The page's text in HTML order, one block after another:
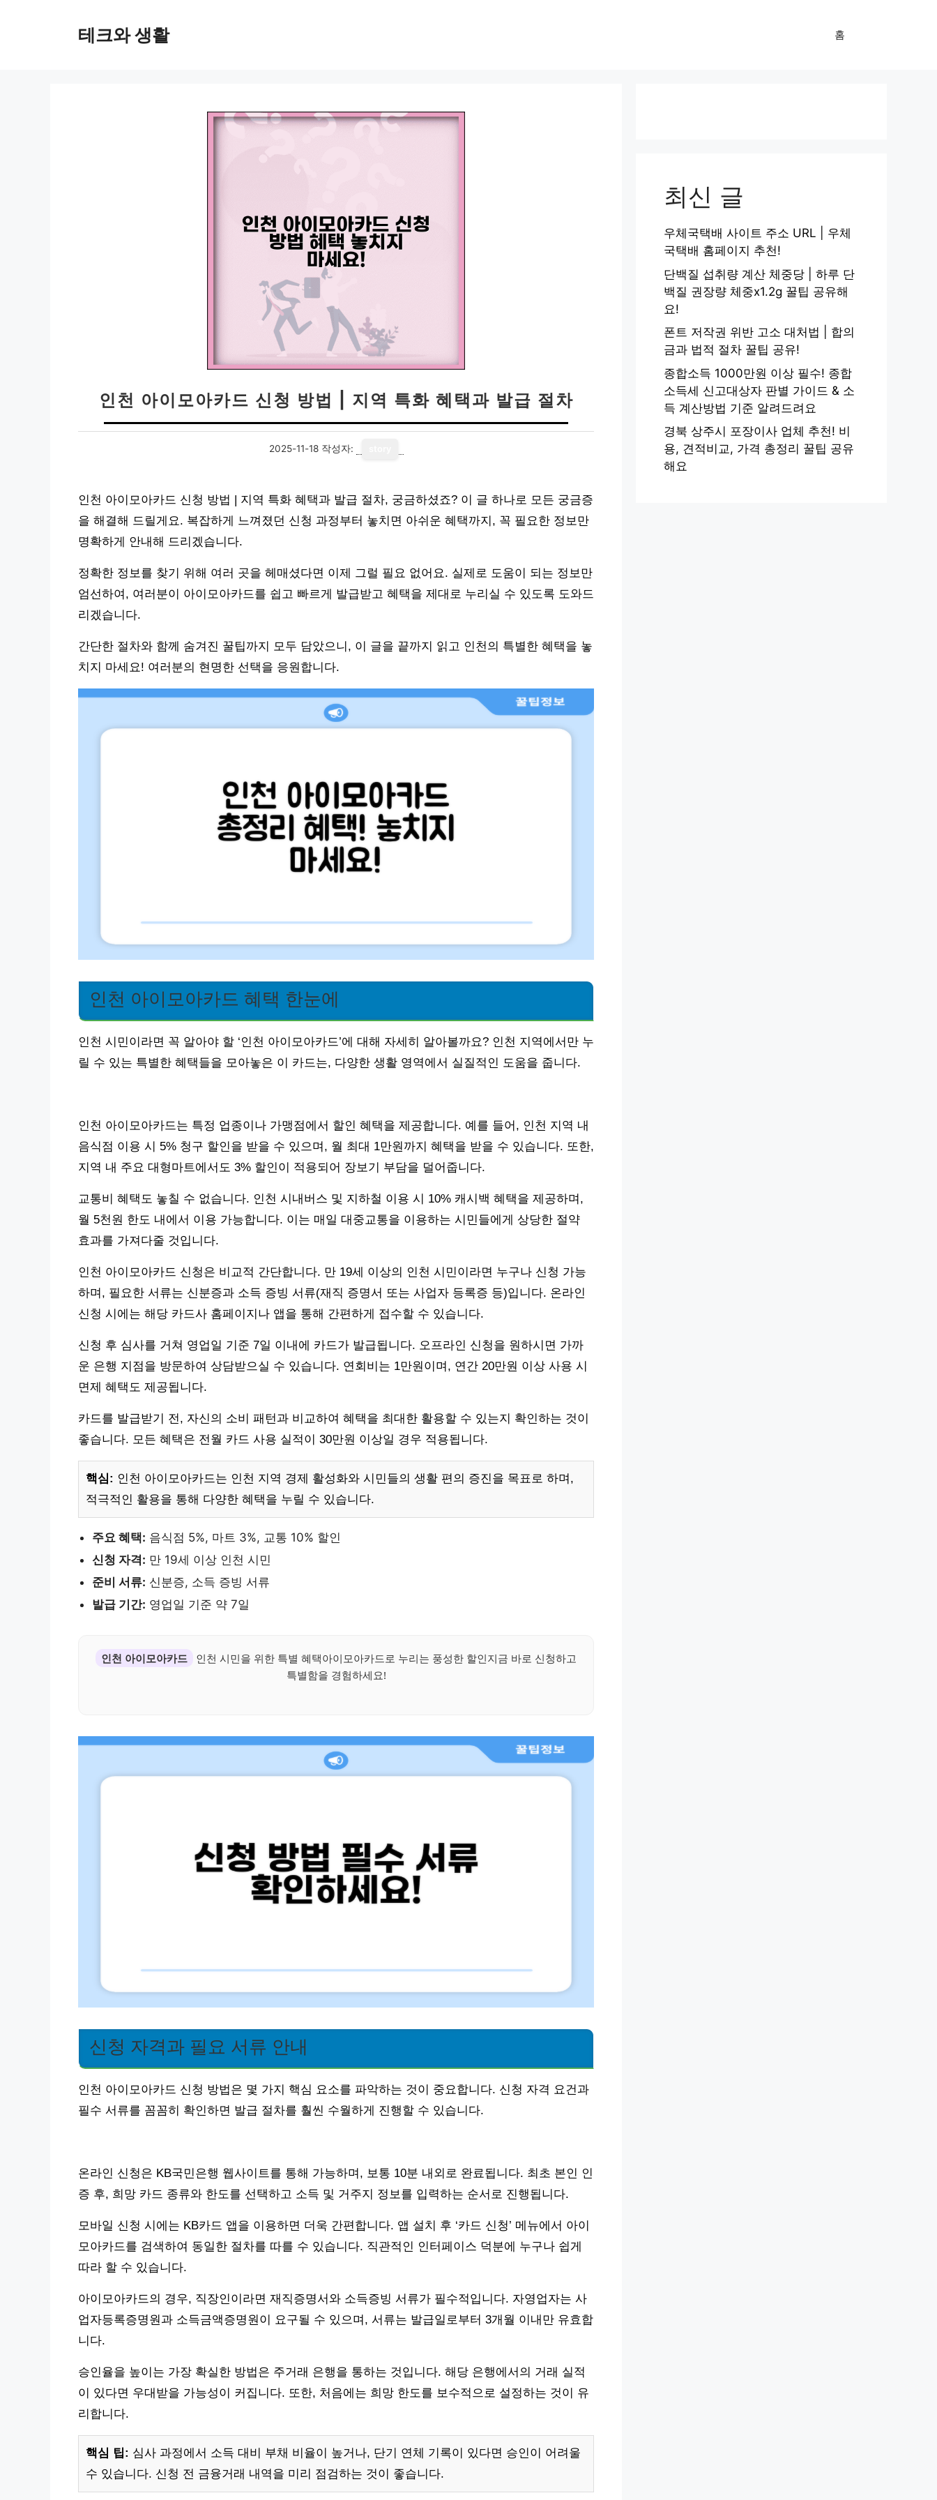
테크와 생활 홈
인천 아이모아카드 신청 방법 | 지역 특화 혜택과 발급 절차
2025-11-18 작성자:
인천 아이모아카드 신청 방법 | 지역 특화 혜택과 발급 절차, 궁금하셨죠? 이 글 하나로 모든 궁금증
을 해결해 드릴게요. 복잡하게 느껴졌던 신청 과정부터 놓치면 아쉬운 혜택까지, 꼭 필요한 정보만
명확하게 안내해 드리겠습니다.
정확한 정보를 찾기 위해 여러 곳을 헤매셨다면 이제 그럴 필요 없어요. 실제로 도움이 되는 정보만
엄선하여, 여러분이 아이모아카드를 쉽고 빠르게 발급받고 혜택을 제대로 누리실 수 있도록 도와드
리겠습니다.
간단한 절차와 함께 숨겨진 꿀팁까지 모두 담았으니, 이 글을 끝까지 읽고 인천의 특별한 혜택을 놓
치지 마세요! 여러분의 현명한 선택을 응원합니다.
인천 아이모아카드 혜택 한눈에
인천 시민이라면 꼭 알아야 할 ‘인천 아이모아카드’에 대해 자세히 알아볼까요? 인천 지역에서만 누
릴 수 있는 특별한 혜택들을 모아놓은 이 카드는, 다양한 생활 영역에서 실질적인 도움을 줍니다.
인천 아이모아카드는 특정 업종이나 가맹점에서 할인 혜택을 제공합니다. 예를 들어, 인천 지역 내
음식점 이용 시 5% 청구 할인을 받을 수 있으며, 월 최대 1만원까지 혜택을 받을 수 있습니다. 또한,
지역 내 주요 대형마트에서도 3% 할인이 적용되어 장보기 부담을 덜어줍니다.
교통비 혜택도 놓칠 수 없습니다. 인천 시내버스 및 지하철 이용 시 10% 캐시백 혜택을 제공하며,
월 5천원 한도 내에서 이용 가능합니다. 이는 매일 대중교통을 이용하는 시민들에게 상당한 절약
효과를 가져다줄 것입니다.
인천 아이모아카드 신청은 비교적 간단합니다. 만 19세 이상의 인천 시민이라면 누구나 신청 가능
하며, 필요한 서류는 신분증과 소득 증빙 서류(재직 증명서 또는 사업자 등록증 등)입니다. 온라인
신청 시에는 해당 카드사 홈페이지나 앱을 통해 간편하게 접수할 수 있습니다.
신청 후 심사를 거쳐 영업일 기준 7일 이내에 카드가 발급됩니다. 오프라인 신청을 원하시면 가까
운 은행 지점을 방문하여 상담받으실 수 있습니다. 연회비는 1만원이며, 연간 20만원 이상 사용 시
면제 혜택도 제공됩니다.
카드를 발급받기 전, 자신의 소비 패턴과 비교하여 혜택을 최대한 활용할 수 있는지 확인하는 것이
좋습니다. 모든 혜택은 전월 카드 사용 실적이 30만원 이상일 경우 적용됩니다.
핵심: 인천 아이모아카드는 인천 지역 경제 활성화와 시민들의 생활 편의 증진을 목표로 하며,
적극적인 활용을 통해 다양한 혜택을 누릴 수 있습니다.
주요 혜택: 음식점 5%, 마트 3%, 교통 10% 할인
신청 자격: 만 19세 이상 인천 시민
준비 서류: 신분증, 소득 증빙 서류
발급 기간: 영업일 기준 약 7일
인천 아이모아카드
인천 시민을 위한 특별 혜택아이모아카드로 누리는 풍성한 할인지금 바로 신청하고
특별함을 경험하세요!
신청 자격과 필요 서류 안내
인천 아이모아카드 신청 방법은 몇 가지 핵심 요소를 파악하는 것이 중요합니다. 신청 자격 요건과
필수 서류를 꼼꼼히 확인하면 발급 절차를 훨씬 수월하게 진행할 수 있습니다.
온라인 신청은 KB국민은행 웹사이트를 통해 가능하며, 보통 10분 내외로 완료됩니다. 최초 본인 인
증 후, 희망 카드 종류와 한도를 선택하고 소득 및 거주지 정보를 입력하는 순서로 진행됩니다.
모바일 신청 시에는 KB카드 앱을 이용하면 더욱 간편합니다. 앱 설치 후 ‘카드 신청’ 메뉴에서 아이
모아카드를 검색하여 동일한 절차를 따를 수 있습니다. 직관적인 인터페이스 덕분에 누구나 쉽게
따라 할 수 있습니다.
아이모아카드의 경우, 직장인이라면 재직증명서와 소득증빙 서류가 필수적입니다. 자영업자는 사
업자등록증명원과 소득금액증명원이 요구될 수 있으며, 서류는 발급일로부터 3개월 이내만 유효합
니다.
승인율을 높이는 가장 확실한 방법은 주거래 은행을 통하는 것입니다. 해당 은행에서의 거래 실적
이 있다면 우대받을 가능성이 커집니다. 또한, 처음에는 희망 한도를 보수적으로 설정하는 것이 유
리합니다.
핵심 팁: 심사 과정에서 소득 대비 부채 비율이 높거나, 단기 연체 기록이 있다면 승인이 어려울
수 있습니다. 신청 전 금융거래 내역을 미리 점검하는 것이 좋습니다.
최신 글
우체국택배 사이트 주소 URL | 우체
국택배 홈페이지 추천!
단백질 섭취량 계산 체중당 | 하루 단
백질 권장량 체중x1.2g 꿀팁 공유해
요!
폰트 저작권 위반 고소 대처법 | 합의
금과 법적 절차 꿀팁 공유!
종합소득 1000만원 이상 필수! 종합
소득세 신고대상자 판별 가이드 & 소
득 계산방법 기준 알려드려요
경북 상주시 포장이사 업체 추천! 비
용, 견적비교, 가격 총정리 꿀팁 공유
해요